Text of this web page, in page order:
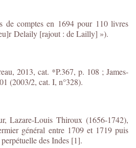
de comptes en 1694 pour 110 livres
Delaily [rajout : de Lailly] »).
2013, cat. *P.367, p. 108 ; James-
(2003/2, cat. I, n°328).
Lazare-Louis Thiroux (1656-1742),
général entre 1709 et 1719 puis
des Indes [1].